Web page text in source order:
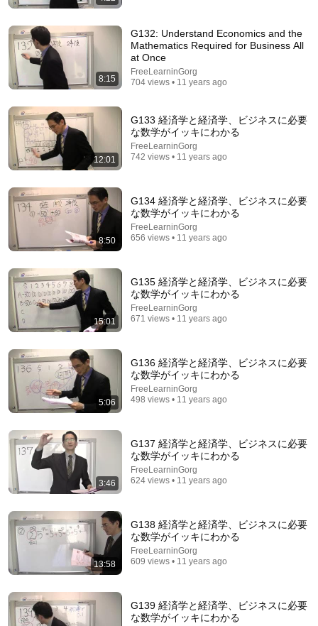
石川秀樹先生「速習！マクロ経済学」第5回 三面等
FreeLearninGorg 11K views
【衝撃】三単現のsが抜けるとネイティブにはこう聞
こえます。
タロサックの海外生活ダイアリーTAROSAC
10:11
8:15
G132: Understand Economics and the
Mathematics Required for Business All
at Once
FreeLearninGorg
704 views • 11 years ago
12:01
G133 経済学と経済学、ビジネスに必要
な数学がイッキにわかる
FreeLearninGorg
742 views • 11 years ago
8:50
G134 経済学と経済学、ビジネスに必要
な数学がイッキにわかる
FreeLearninGorg
656 views • 11 years ago
15:01
G135 経済学と経済学、ビジネスに必要
な数学がイッキにわかる
FreeLearninGorg
671 views • 11 years ago
5:06
G136 経済学と経済学、ビジネスに必要
な数学がイッキにわかる
FreeLearninGorg
498 views • 11 years ago
3:46
G137 経済学と経済学、ビジネスに必要
な数学がイッキにわかる
FreeLearninGorg
624 views • 11 years ago
13:58
G138 経済学と経済学、ビジネスに必要
な数学がイッキにわかる
FreeLearninGorg
609 views • 11 years ago
G139 経済学と経済学、ビジネスに必要
な数学がイッキにわかる